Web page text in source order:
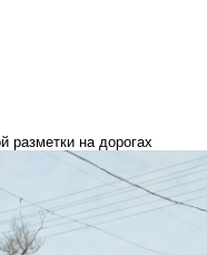
разметки на дорогах